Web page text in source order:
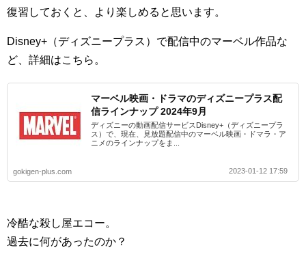
復習しておくと、より楽しめると思います。
Disney+（ディズニープラス）で配信中のマーベル作品な
ど、詳細はこちら。
マーベル映画・ドラマのディズニープラス配
信ラインナップ 2024年9月
ディズニーの動画配信サービスDisney+（ディズニープラ
ス）で、現在、見放題配信中のマーベル映画・ドマラ・ア
ニメのラインナップをま...
gokigen-plus.com 2023-01-12 17:59
冷酷な殺し屋エコー。
過去に何があったのか？